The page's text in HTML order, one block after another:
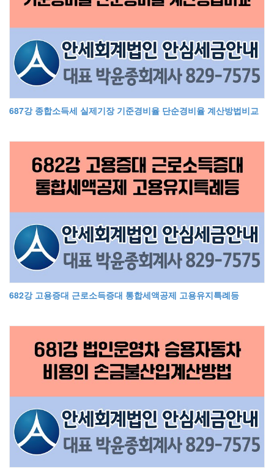
687강 종합소득세 실제기장 기준경비율 단순경비율 계산방법비교
682강 고용증대 근로소득증대 통합세액공제 고용유지특례등